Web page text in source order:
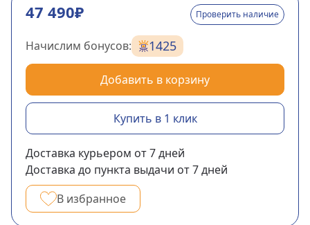
47 490₽ Проверить наличие
Начислим бонусов: 1425
Добавить в корзину
Купить в 1 клик
Доставка курьером от 7дней
Доставка до пункта выдачи от 7дней
В избранное